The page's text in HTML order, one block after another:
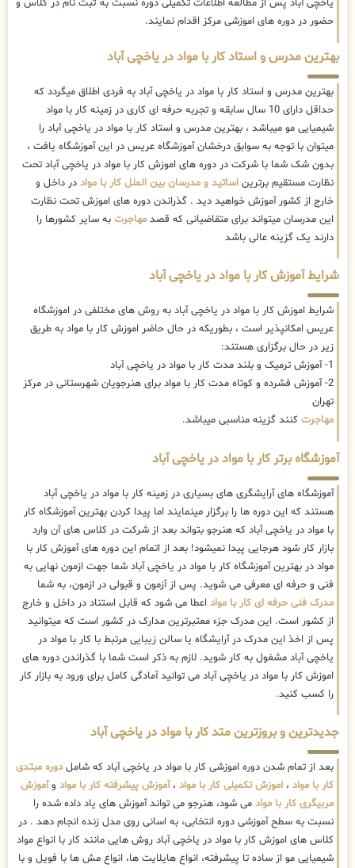
یاخچی آباد پس از مطالعه اطلاعات تکمیلی دوره نسبت به ثبت نام در کلاس و
حضور در دوره های اموزشی مرکز اقدام نمایند.
بهترین مدرس و استاد کار با مواد در یاخچی آباد
بهترین مدرس و استاد کار با مواد در یاخچی آباد به فردی اطلاق میگردد که
حداقل دارای 10 سال سابقه و تجربه حرفه ای کاری در زمینه کار با مواد
شیمیایی مو میباشد ، بهترین مدرس و استاد کار با مواد در یاخچی آباد را
میتوان با توجه به سوابق درخشان آموزشگاه عریس در این آموزشگاه یافت ،
بدون شک شما با شرکت در دوره های اموزش کار با مواد در یاخچی آباد تحت
نظارت مستقیم برترین اساتید و مدرسان بین الملل کار با مواد در داخل و
خارج از کشور آموزش خواهید دید . گذراندن دوره های اموزش تحت نظارت
این مدرسان میتواند برای متقاضیانی که قصد مهاجرت به سایر کشورها را
دارند یک گزینه عالی باشد
شرایط آموزش کار با مواد در یاخچی آباد
شرایط اموزش کار با مواد در یاخچی آباد به روش های مختلفی در اموزشگاه
عریس امکانپذیر است ، بطوریکه در حال حاضر اموزش کار با مواد به طریق
زیر در حال برگزاری هستند:
1- آموزش ترمیک و بلند مدت کار با مواد در یاخچی آباد
2- آموزش فشرده و کوتاه مدت کار با مواد برای هنرجویان شهرستانی در مرکز
تهران
مهاجرت کنند گزینه مناسبی میباشد.
آموزشگاه برتر کار با مواد در یاخچی آباد
آموزشگاه های آرایشگری های بسیاری در زمینه کار با مواد در یاخچی آباد
هستند که این دوره ها را برگزار مینمایند اما پیدا کردن بهترین آموزشگاه کار
با مواد در یاخچی آباد که هنرجو بتواند بعد از شرکت در کلاس های آن وارد
بازار کار شود هرجایی پیدا نمیشود! بعد از اتمام این دوره های آموزش کار با
مواد در بهترین آموزشگاه کار با مواد در یاخچی آباد شما جهت ازمون نهایی به
فنی و حرفه ای معرفی می شوید. پس از آزمون و قبولی در ازمون، به شما
مدرک فنی حرفه ای کار با مواد اعطا می شود که قابل استناد در داخل و خارج
از کشور است. این مدرک جزء معتبرترین مدارک در کشور است که میتوانید
پس از اخذ این مدرک در آرایشگاه یا سالن زیبایی مرتبط با کار با مواد در
یاخچی آباد مشغول به کار شوید. لازم به ذکر است شما با گذراندن دوره های
اموزش کار با مواد در یاخچی آباد می توانید آمادگی کامل برای ورود به بازار کار
را کسب کنید.
جدیدترین و بروزترین متد کار با مواد در یاخچی آباد
بعد از تمام شدن دوره اموزشی کار با مواد در یاخچی آباد که شاملدوره مبتدی
کار با مواد ، اموزش تکمیلی کار با مواد ،آموزش پیشرفته کار با مواد وآموزش
مربیگری کار با مواد می شود، هنرجو می تواند آموزش های یاد داده شده را
نسبت به سطح آموزشی دوره انتخابی، به اسانی روی مدل زنده انجام دهد . در
کلاس های اموزش کار با مواد در یاخچی آباد روش هایی مانند کار با انواع مواد
شیمیایی مو از ساده تا پیشرفته، انواع هایلایت ها، انواع مش ها با فویل و با